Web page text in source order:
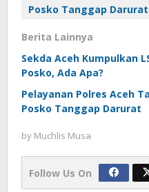
Posko Tanggap Darurat
Berita Lainnya
Sekda Aceh Kumpulkan
Posko, Ada Apa?
Pelayanan Polres Aceh
Posko Tanggap Darurat
by Muchlis Musa
Follow Us On